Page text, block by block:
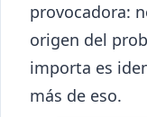
provocadora:
origen del
importa es
más de eso.